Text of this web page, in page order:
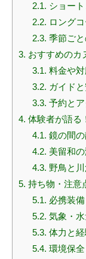
2.1. ショー
2.2. ロング
2.3. 季節ご
3. おすすめのカ
3.1. 料金や
3.2. ガイド
3.3. 予約と
4. 体験者が語る
4.1. 鏡の間
4.2. 美留和
4.3. 野鳥と
5. 持ち物・注意
5.1. 必携装
5.2. 気象・
5.3. 体力と
5.4. 環境保